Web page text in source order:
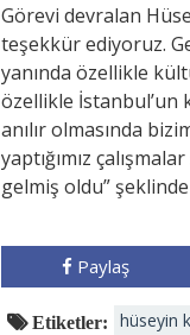
Görevi devralan
teşekkür ediyoruz.
yanında özellikle
özellikle İstanbul’un
anılır olmasında
yaptığımız
gelmiş oldu”
Paylaş
Etiketler: hüseyin